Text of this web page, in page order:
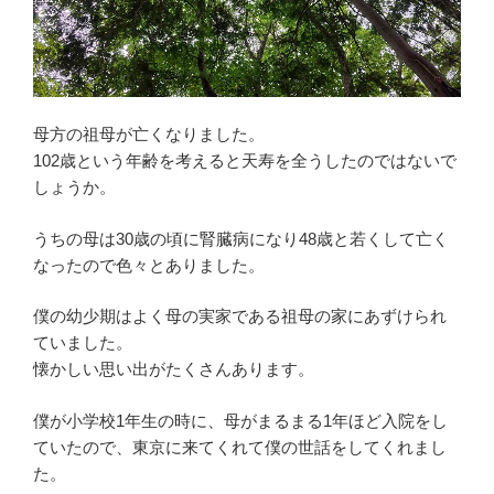
母方の祖母が亡くなりました。
102歳という年齢を考えると天寿を全うしたのではないで
しょうか。
うちの母は30歳の頃に腎臓病になり48歳と若くして亡く
なったので色々とありました。
僕の幼少期はよく母の実家である祖母の家にあずけられ
ていました。
懐かしい思い出がたくさんあります。
僕が小学校1年生の時に、母がまるまる1年ほど入院をし
ていたので、東京に来てくれて僕の世話をしてくれまし
た。